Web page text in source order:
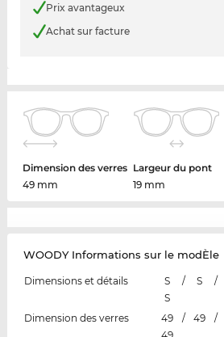
Prix avantageux
Achat sur facture
Dimension des verres
49 mm
Largeur du pont
19 mm
WOODY Informations sur le modÈle
Dimensions et détails S / S /
S
Dimension des verres
49 / 49 /